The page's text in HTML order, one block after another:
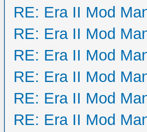
RE: Era II Mod
RE: Era II Mod
RE: Era II Mod
RE: Era II Mod
RE: Era II Mod
RE: Era II Mod